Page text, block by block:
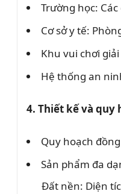
Trường học:
Cơ sở y tế:
Khu vui chơi
Hệ thống an
4. Thiết kế và quy
Quy hoạch
Sản phẩm đa
Đất nền: Diện